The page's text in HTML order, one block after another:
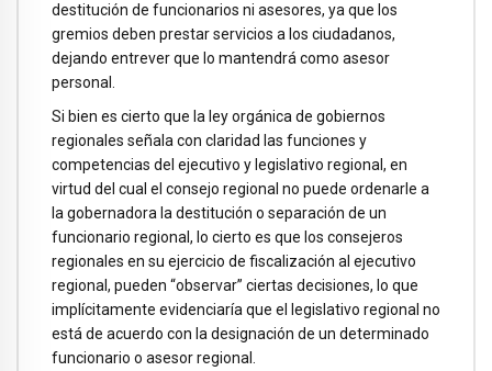
destitución de funcionarios ni asesores, ya que los
gremios deben prestar servicios a los ciudadanos,
dejando entrever que lo mantendrá como asesor
personal.
Si bien es cierto que la ley orgánica de gobiernos
regionales señala con claridad las funciones y
competencias del ejecutivo y legislativo regional, en
virtud del cual el consejo regional no puede ordenarle a
la gobernadora la destitución o separación de un
funcionario regional, lo cierto es que los consejeros
regionales en su ejercicio de fiscalización al ejecutivo
regional, pueden “observar” ciertas decisiones, lo que
implícitamente evidenciaría que el legislativo regional no
está de acuerdo con la designación de un determinado
funcionario o asesor regional.